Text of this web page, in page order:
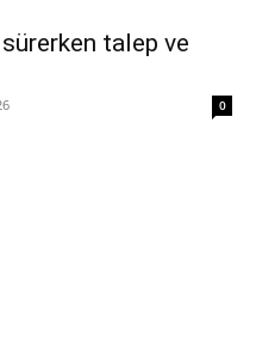
talep ve
0